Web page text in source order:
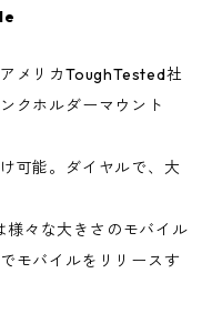
メリカToughTested社
クホルダーマウント
可能。ダイヤルで、大
々な大きさのモバイル
モバイルをリリースす